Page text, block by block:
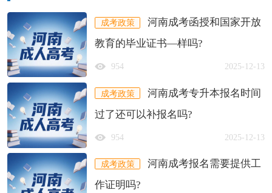
成考政策
河南成考函授和国家开放
教育的毕业证书—样吗?
954 2025-12-13
成考政策
河南成考专升本报名时间
过了还可以补报名吗?
954 2025-12-13
成考政策
河南成考报名需要提供工
作证明吗?